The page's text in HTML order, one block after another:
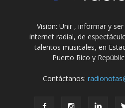
Vision: Unir , informar y
internet radial, de
talentos musicales, en
Puerto Rico y
Contáctanos: